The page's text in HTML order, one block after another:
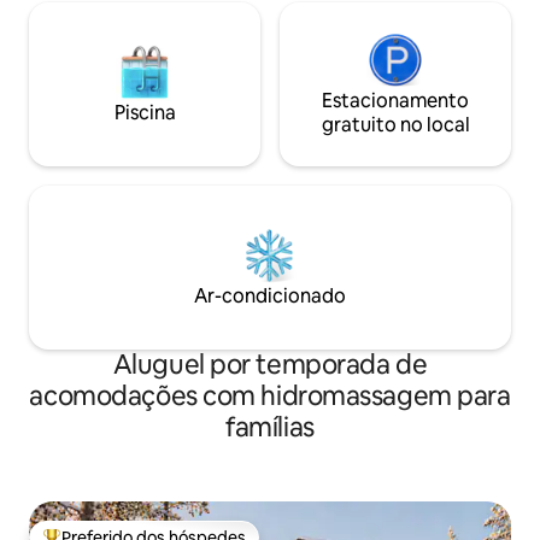
Piscina
Estacionamento
gratuito no local
Ar-condicionado
Aluguel por temporada de
acomodações com hidromassagem para
famílias